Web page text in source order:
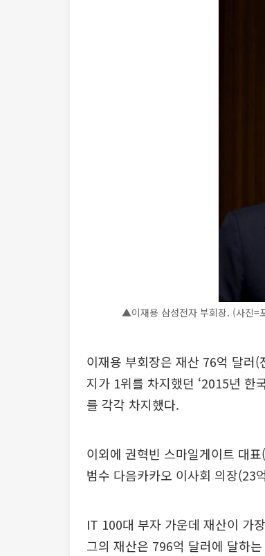
▲이재용 삼성전자 부회장. (사진=
이재용 부회장은 재산 76억 달러
지가 1위를 차지했던 ‘2015년 한
를 각각 차지했다.
이외에 권혁빈 스마일게이트 대
범수 다음카카오 이사회 의장(23
IT 100대 부자 가운데 재산이 가
그의 재산은 796억 달러에 달하